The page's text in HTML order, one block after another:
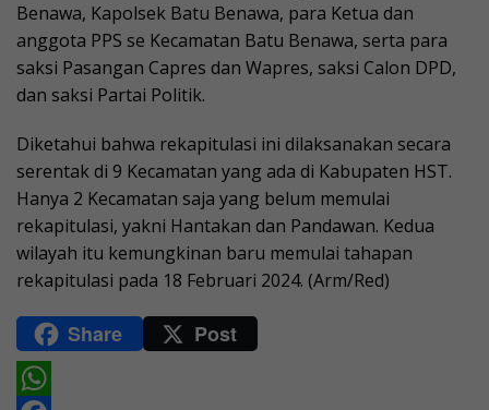
Benawa, Kapolsek Batu Benawa, para Ketua dan
anggota PPS se Kecamatan Batu Benawa, serta para
saksi Pasangan Capres dan Wapres, saksi Calon DPD,
dan saksi Partai Politik.
Diketahui bahwa rekapitulasi ini dilaksanakan secara
serentak di 9 Kecamatan yang ada di Kabupaten HST.
Hanya 2 Kecamatan saja yang belum memulai
rekapitulasi, yakni Hantakan dan Pandawan. Kedua
wilayah itu kemungkinan baru memulai tahapan
rekapitulasi pada 18 Februari 2024. (Arm/Red)
Share Post